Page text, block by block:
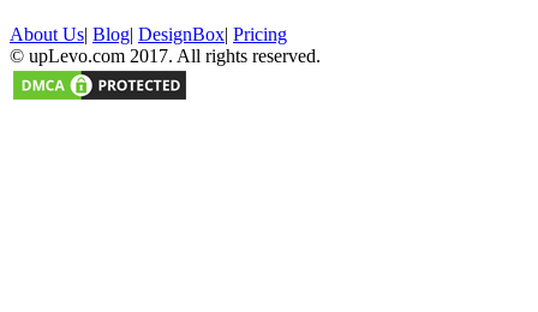
About Us| Blog| DesignBox| Pricing
© upLevo.com 2017. All rights reserved.